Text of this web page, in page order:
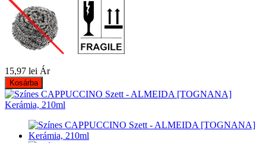
15,97 lei Ár
Kosárba